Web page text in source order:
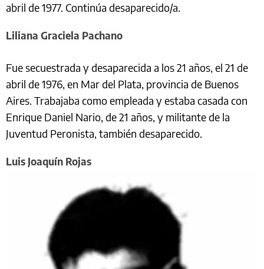
abril de 1977. Continúa desaparecido/a.
Liliana Graciela Pachano
Fue secuestrada y desaparecida a los 21 años, el 21 de
abril de 1976, en Mar del Plata, provincia de Buenos
Aires. Trabajaba como empleada y estaba casada con
Enrique Daniel Nario, de 21 años, y militante de la
Juventud Peronista, también desaparecido.
Luis Joaquín Rojas